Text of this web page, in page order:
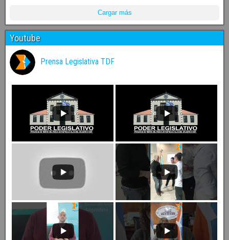
Cargar más
Youtube
Prensa Legislativa TDF